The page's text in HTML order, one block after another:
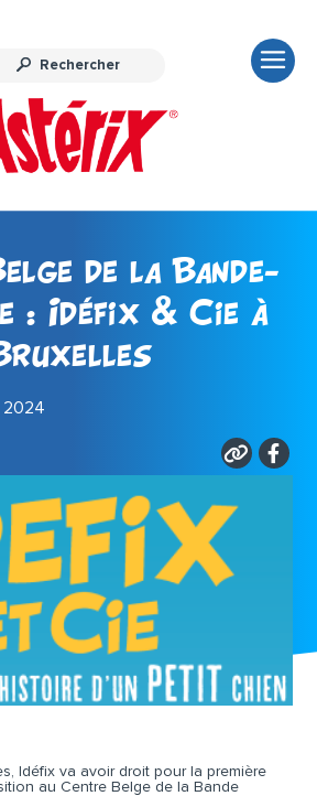
de la Bande-
: Idéfix & Cie à
2024
Idéfix va avoir droit pour la première
au Centre Belge de la Bande